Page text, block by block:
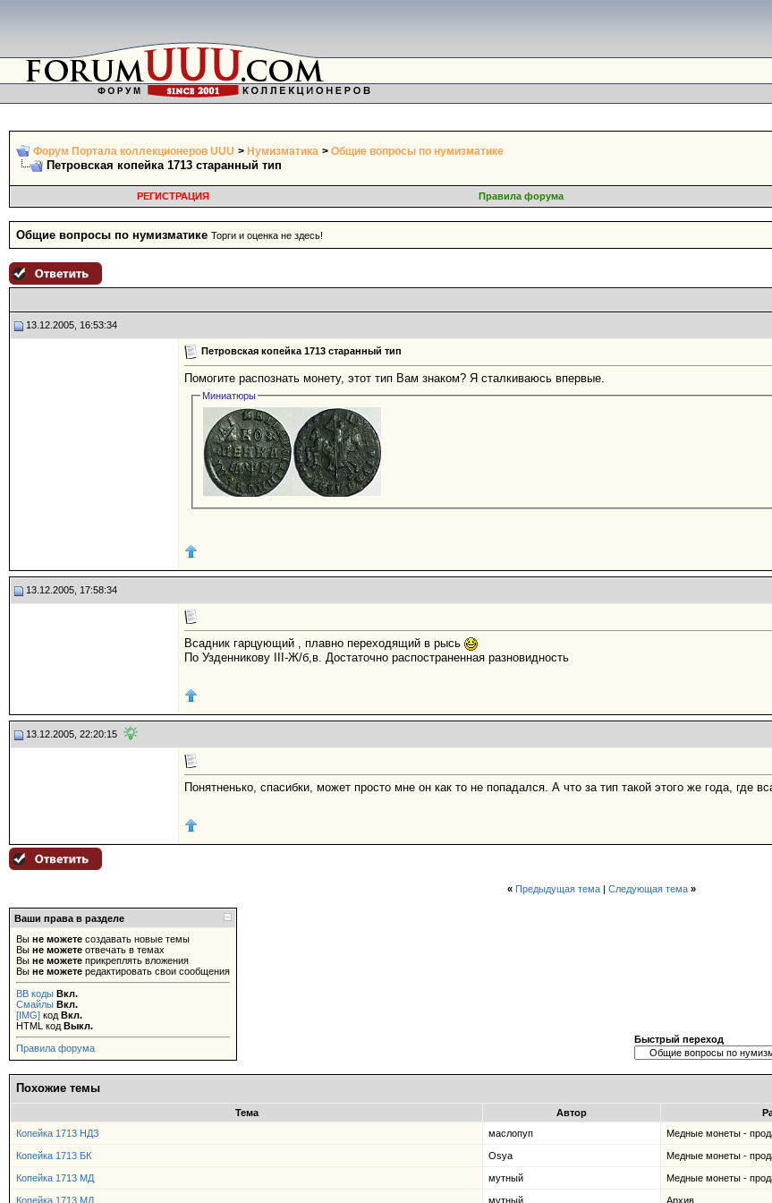
Форум Портала коллекционеров UUU > Нумизматика > Общие вопросы по нумизматике
Петровская копейка 1713 старанный тип
РЕГИСТРАЦИЯ
Правила форума
Общие вопросы по нумизматике Торги и оценка не здесь!
13.12.2005, 16:53:34
Петровская копейка 1713 старанный тип
Помогите распознать монету, этот тип Вам знаком? Я сталкиваюсь впервые.
Миниатюры
13.12.2005, 17:58:34
Всадник гарцующий , плавно переходящий в рысь
По Узденникову III-Ж/б,в. Достаточно распостраненная разновидность
13.12.2005, 22:20:15
Понятненько, спасибки, может просто мне он как то не попадался. А что за тип такой этого же года, где
« Предыдущая тема| Следующая тема »
Ваши права в разделе
Вы не можете создавать новые темы
Вы не можете отвечать в темах
Вы не можете прикреплять вложения
Вы не можете редактировать свои сообщения
BB коды Вкл.
Смайлы Вкл.
[IMG] код Вкл.
HTML код Выкл.
Правила форума
Быстрый переход
Похожие темы
Тема Автор
Копейка 1713 НДЗ
маслопуп Медные монеты -
Копейка 1713 БК Osya Медные монеты -
Копейка 1713 МД мутный Медные монеты -
Копейка 1713 МД. мутный Архив